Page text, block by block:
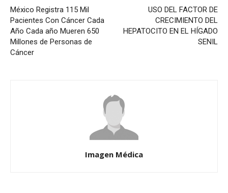
México Registra 115 Mil
Pacientes Con Cáncer Cada
Año Cada año Mueren 650
Millones de Personas de
Cáncer
USO DEL FACTOR DE
CRECIMIENTO DEL
HEPATOCITO EN EL HÍGADO
SENIL
Imagen Médica